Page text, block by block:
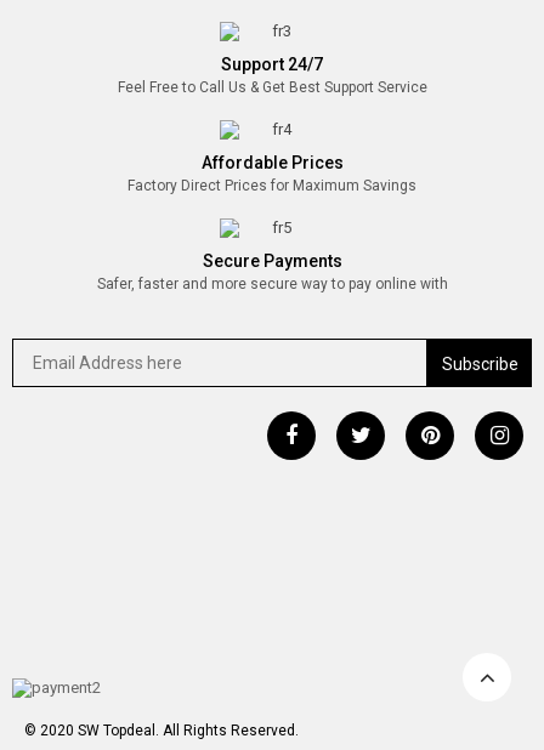
Support 24/7
Feel Free to Call Us & Get Best Support Service
Affordable Prices
Factory Direct Prices for Maximum Savings
Secure Payments
Safer, faster and more secure way to pay online with
© 2020 SW Topdeal. All Rights Reserved.